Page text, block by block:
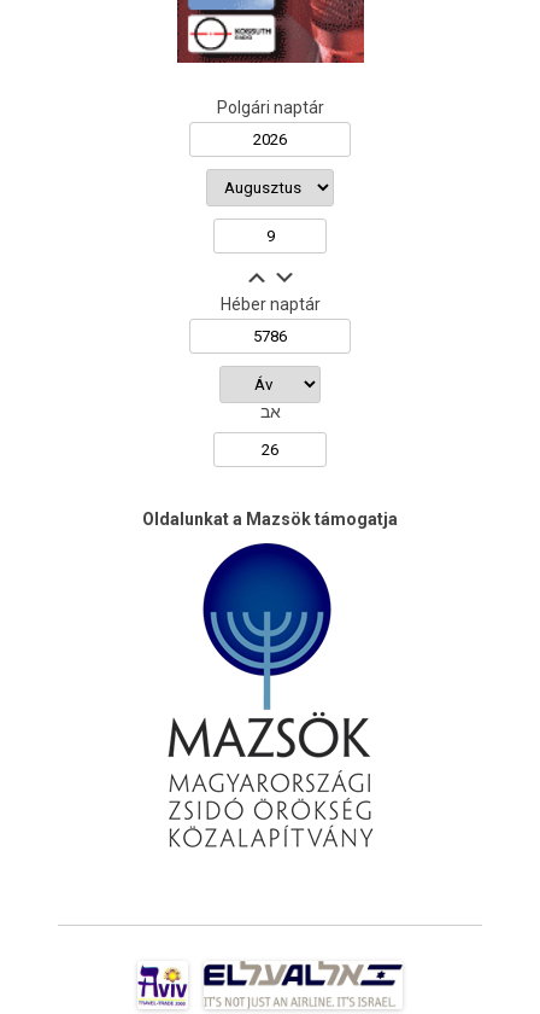
Polgári naptár
Héber naptár
אב
Oldalunkat a Mazsök támogatja